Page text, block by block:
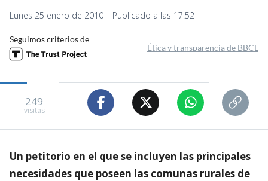
Lunes 25 enero de 2010 | Publicado a las 17:52
Seguimos criterios de
Ética y transparencia de BBCL
249
visitas
Un petitorio en el que se incluyen las principales
necesidades que poseen las comunas rurales de